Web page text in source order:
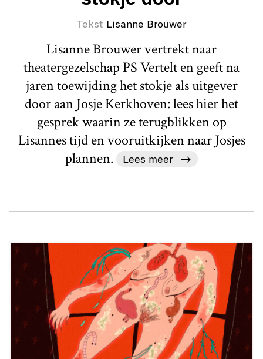
Tekst Lisanne Brouwer
Lisanne Brouwer vertrekt naar
theatergezelschap PS Vertelt en geeft na
jaren toewijding het stokje als uitgever
door aan Josje Kerkhoven: lees hier het
gesprek waarin ze terugblikken op
Lisannes tijd en vooruitkijken naar Josjes
plannen.
Lees meer